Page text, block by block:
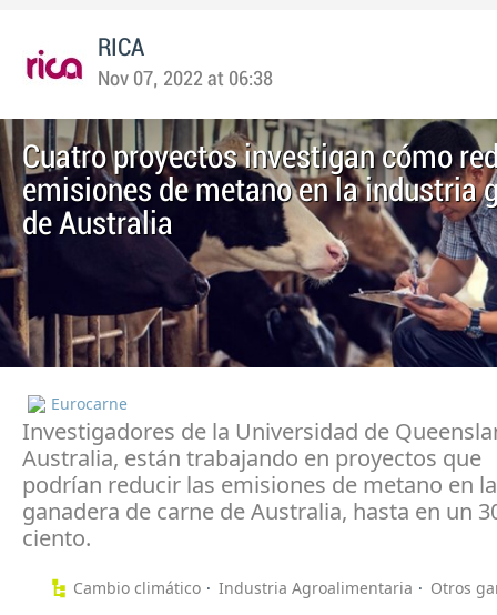
RICA
Nov 07, 2022 at 06:38
Cuatro proyectos investigan cómo
emisiones de metano en la industria
de Australia
Eurocarne
Investigadores de la Universidad de
Australia, están trabajando en proyectos que
podrían reducir las emisiones de metano en
ganadera de carne de Australia, hasta en un
ciento.
Cambio climático Industria Agroalimentaria
Otros